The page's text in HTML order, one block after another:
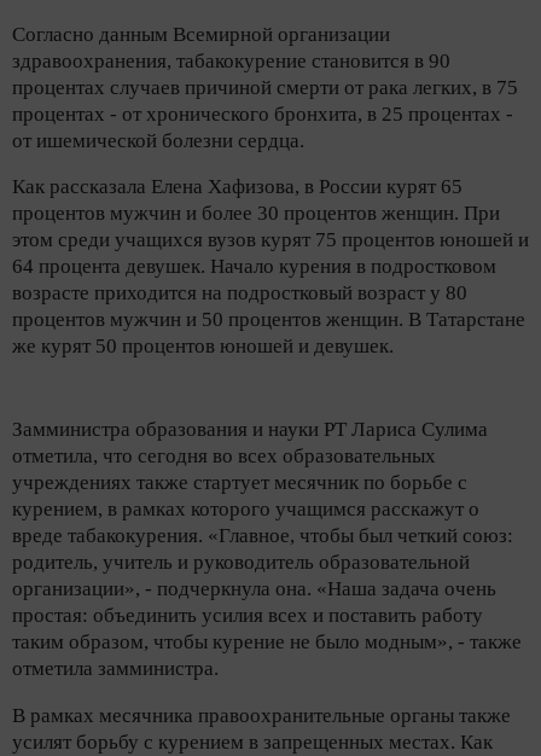
Согласно данным Всемирной организации
здравоохранения, табакокурение становится в 90
процентах случаев причиной смерти от рака легких, в 75
процентах - от хронического бронхита, в 25 процентах -
от ишемической болезни сердца.
Как рассказала Елена Хафизова, в России курят 65
процентов мужчин и более 30 процентов женщин. При
этом среди учащихся вузов курят 75 процентов юношей и
64 процента девушек. Начало курения в подростковом
возрасте приходится на подростковый возраст у 80
процентов мужчин и 50 процентов женщин. В Татарстане
же курят 50 процентов юношей и девушек.
Замминистра образования и науки РТ Лариса Сулима
отметила, что сегодня во всех образовательных
учреждениях также стартует месячник по борьбе с
курением, в рамках которого учащимся расскажут о
вреде табакокурения. «Главное, чтобы был четкий союз:
родитель, учитель и руководитель образовательной
организации», - подчеркнула она. «Наша задача очень
простая: объединить усилия всех и поставить работу
таким образом, чтобы курение не было модным», - также
отметила замминистра.
В рамках месячника правоохранительные органы также
усилят борьбу с курением в запрещенных местах. Как